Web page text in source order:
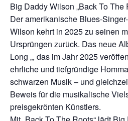
Big Daddy Wilson „Back To The
Der amerikanische Blues-
Wilson kehrt in 2025 zu seinen
Ursprüngen zurück. Das neue
Long „, das im Jahr 2025
ehrliche und tiefgründige
schwarzen Musik – und
Beweis für die musikalische
preisgekrönten Künstlers.